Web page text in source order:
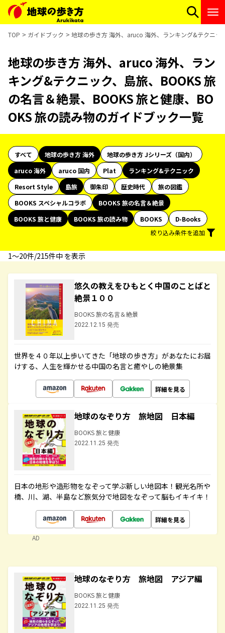
TOP ガイドブック 地球の歩き方 海外、aruco 海外、ランキング&テクニッ
地球の歩き方 海外、aruco 海外、ラン
キング&テクニック、島旅、BOOKS 旅
の名言＆絶景、BOOKS 旅と健康、BO
OKS 旅の読み物のガイドブック一覧
すべて 地球の歩き方 海外
地球の歩き方 Jシリーズ（国内）
aruco 海外
aruco 国内 Plat
ランキング&テクニック
Resort Style
島旅 御朱印 歴史時代
旅の図鑑
BOOKS スペシャルコラボ
BOOKS 旅の名言＆絶景
BOOKS 旅と健康
BOOKS 旅の読み物 BOOKS
D-Books
絞り込み条件を追加
1〜20件/215件中 を表示
悠久の教えをひもとく中国のことばと
絶景１００
BOOKS 旅の名言＆絶景
2022.12.15 発売
世界を４０年以上歩いてきた「地球の歩き方」があなたにお届
けする、人生を輝かせる中国の名言と癒やしの絶景集
詳細を見る
地球のなぞり方 旅地図 日本編
BOOKS 旅と健康
2022.11.25 発売
日本の地形や造形物をなぞって学ぶ新しい地図本！観光名所や
橋、川、湖、半島など旅気分で地図をなぞって脳もイキイキ！
詳細を見る
AD
地球のなぞり方 旅地図 アジア編
BOOKS 旅と健康
2022.11.25 発売